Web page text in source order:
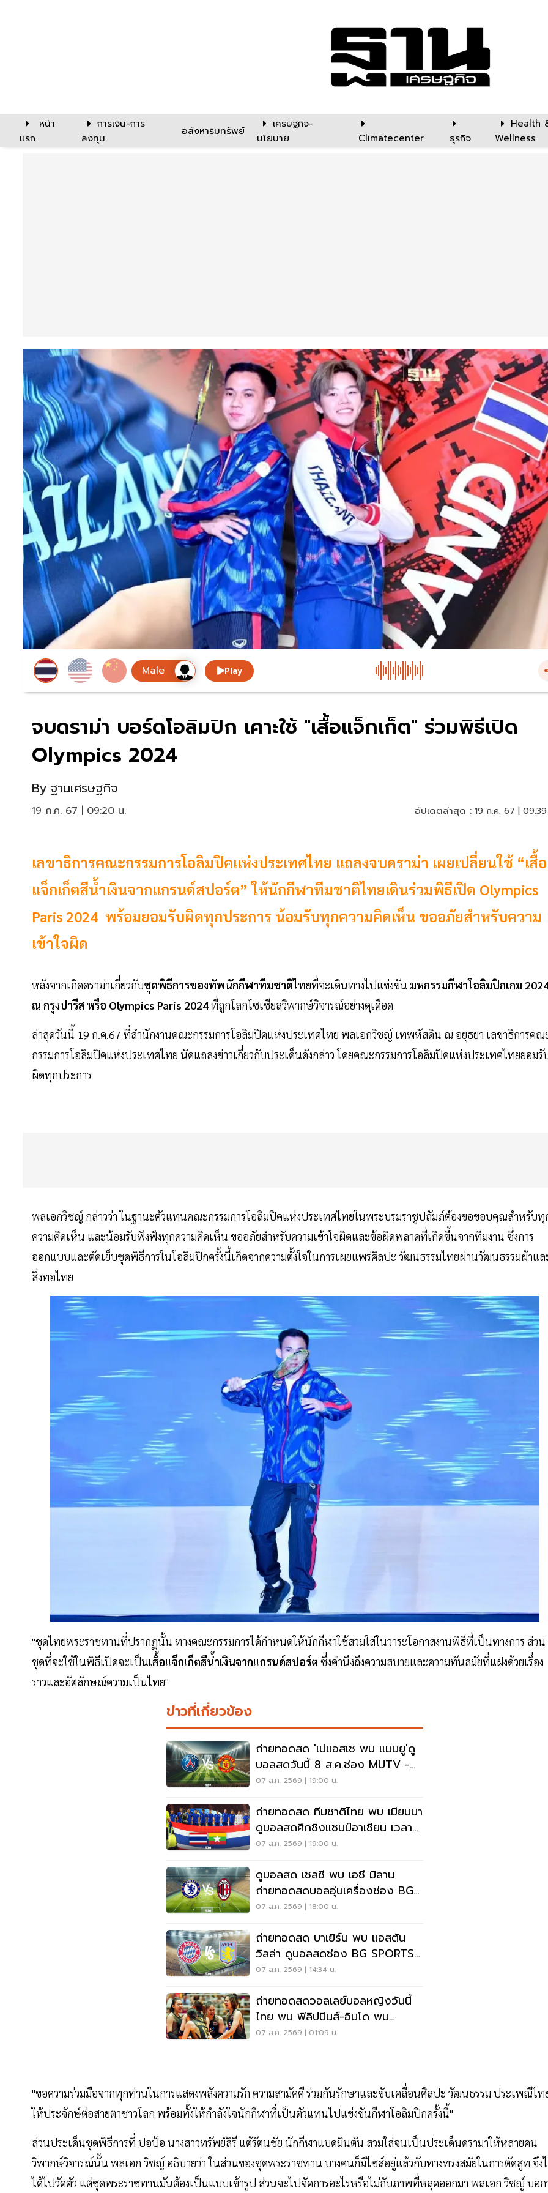
หน้า
แรก
การเงิน-การ
ลงทุน
อสังหาริมทรัพย์
เศรษฐกิจ-
นโยบาย
Climatecenter ธุรกิจ
Health
Wellness
Play
จบดราม่า บอร์ดโอลิมปิก เคาะใช้ "เสื้อแจ็กเก็ต" ร่วมพิธีเปิด
Olympics 2024
By ฐานเศรษฐกิจ
19 ก.ค. 67 | 09:20 น. อัปเดตล่าสุด : 19 ก.ค. 67 |
เลขาธิการคณะกรรมการโอลิมปิคแห่งประเทศไทย แถลงจบดราม่า เผยเปลี่ยนใช้ “เสื้อ
แจ็กเก็ตสีน้ำเงินจากแกรนด์สปอร์ต” ให้นักกีฬาทีมชาติไทยเดินร่วมพิธีเปิด Olympics
Paris 2024 พร้อมยอมรับผิดทุกประการ น้อมรับทุกความคิดเห็น ขออภัยสำหรับความ
เข้าใจผิด
หลังจากเกิดดราม่าเกี่ยวกับชุดพิธีการของทัพนักกีฬาทีมชาติไทยที่จะเดินทางไปแข่งขัน มหกรรมกีฬาโอลิมปิกเกม
ณ กรุงปารีส หรือ Olympics Paris 2024ที่ถูกโลกโซเชียลวิพากษ์วิจารณ์อย่างดุเดือด
ล่าสุดวันนี้ 19 ก.ค.67 ที่สำนักงานคณะกรรมการโอลิมปิคแห่งประเทศไทย พลเอกวิชญ์ เทพหัสดิน ณ อยุธยา เลขาธิการคณ
กรรมการโอลิมปิคแห่งประเทศไทย นัดแถลงข่าวเกี่ยวกับประเด็นดังกล่าว โดยคณะกรรมการโอลิมปิคแห่งประเทศไทยยอมรั
ผิดทุกประการ
พลเอกวิชญ์ กล่าวว่า ในฐานะตัวแทนคณะกรรมการโอลิมปิคแห่งประเทศไทยในพระบรมราชูปถัมภ์ต้องขอขอบคุณสำหรับทุ
ความคิดเห็น และน้อมรับฟังฟังทุกความคิดเห็น ขออภัยสำหรับความเข้าใจผิดและข้อผิดพลาดที่เกิดขึ้นจากทีมงาน ซึ่งการ
ออกแบบและตัดเย็บชุดพิธีการในโอลิมปิกครั้งนี้เกิดจากความตั้งใจในการเผยแพร่ศิลปะ วัฒนธรรมไทยผ่านวัฒนธรรมผ้าแล
สิ่งทอไทย
"ชุดไทยพระราชทานที่ปรากฏนั้น ทางคณะกรรมการได้กำหนดให้นักกีฬาใช้สวมใส่ในวาระโอกาสงานพิธีที่เป็นทางการ ส่วน
ชุดที่จะใช้ในพิธีเปิดจะเป็นเสื้อแจ็กเก็ตสีน้ำเงินจากแกรนด์สปอร์ต ซึ่งคำนึงถึงความสบายและความทันสมัยที่แฝงด้วยเรื่อง
ราวและอัตลักษณ์ความเป็นไทย"
ข่าวที่เกี่ยวข้อง
ถ่ายทอดสด 'เปแอสเช พบ แมนยู'ดู
บอลสดวันนี้ 8 ส.ค.ช่อง MUTV -
AIS PLAY
07 ส.ค. 2569 | 19:00 น.
ถ่ายทอดสด ทีมชาติไทย พบ เมียนมา
ดูบอลสดศึกชิงแชมป์อาเซียน เวลา
20.00 น.
07 ส.ค. 2569 | 19:00 น.
ดูบอลสด เชลซี พบ เอซี มิลาน
ถ่ายทอดสดบอลอุ่นเครื่องช่อง BG
SPORTS เวลา 19.00 น.
07 ส.ค. 2569 | 18:00 น.
ถ่ายทอดสด บาเยิร์น พบ แอสตัน
วิลล่า ดูบอลสดช่อง BG SPORTS
เวลา 19.00 น.
07 ส.ค. 2569 | 14:34 น.
ถ่ายทอดสดวอลเลย์บอลหญิงวันนี้
ไทย พบ ฟิลิปปินส์-อินโด พบ
เวียดนาม SEA V CUP 2026
07 ส.ค. 2569 | 01:09 น.
"ขอความร่วมมือจากทุกท่านในการแสดงพลังความรัก ความสามัคคี ร่วมกันรักษาและขับเคลื่อนศิลปะ วัฒนธรรม ประเพณีไท
ให้ประจักษ์ต่อสายตาชาวโลก พร้อมทั้งให้กำลังใจนักกีฬาที่เป็นตัวแทนไปแข่งขันกีฬาโอลิมปิกครั้งนี้"
ส่วนประเด็นชุดพิธีการที่ ปอป้อ นางสาวทรัพย์สิรี แต้รัตนชัย นักกีฬาแบดมินตัน สวมใส่จนเป็นประเด็นดรามาให้หลายคน
วิพากษ์วิจารณ์นั้น พลเอก วิชญ์ อธิบายว่า ในส่วนของชุดพระราชทาน บางคนก็มีไซส์อยู่แล้วกับทางทรงสมัยในการตัดสูท จึง
ได้ไปวัดตัว แต่ชุดพระราชทานมันต้องเป็นแบบเข้ารูป ส่วนจะไปจัดการอะไรหรือไม่กับภาพที่หลุดออกมา พลเอก วิชญ์ บอก